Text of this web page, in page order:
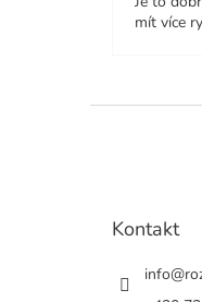
mít více
Kontakt
info@